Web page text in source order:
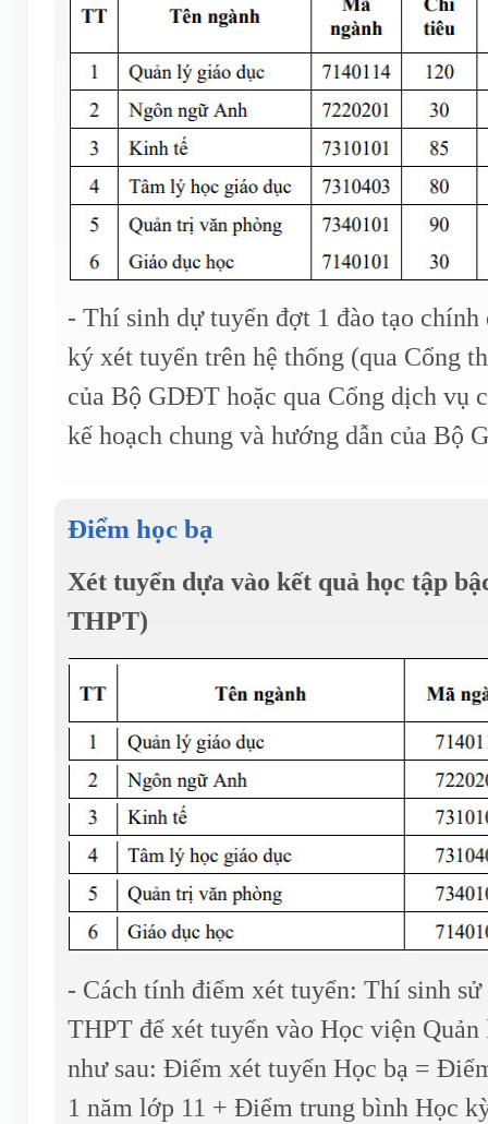
- Thí sinh dự tuyển đợt 1 đào tạo
ký xét tuyển trên hệ thống (qua Cổng
của Bộ GDĐT hoặc qua Cổng dịch vụ
kế hoạch chung và hướng dẫn của Bộ
Điểm học bạ
Xét tuyển dựa vào kết quả học tập
THPT)
- Cách tính điểm xét tuyển: Thí sinh
THPT để xét tuyển vào Học viện
như sau: Điểm xét tuyển Học bạ =
1 năm lớp 11 + Điểm trung bình Học